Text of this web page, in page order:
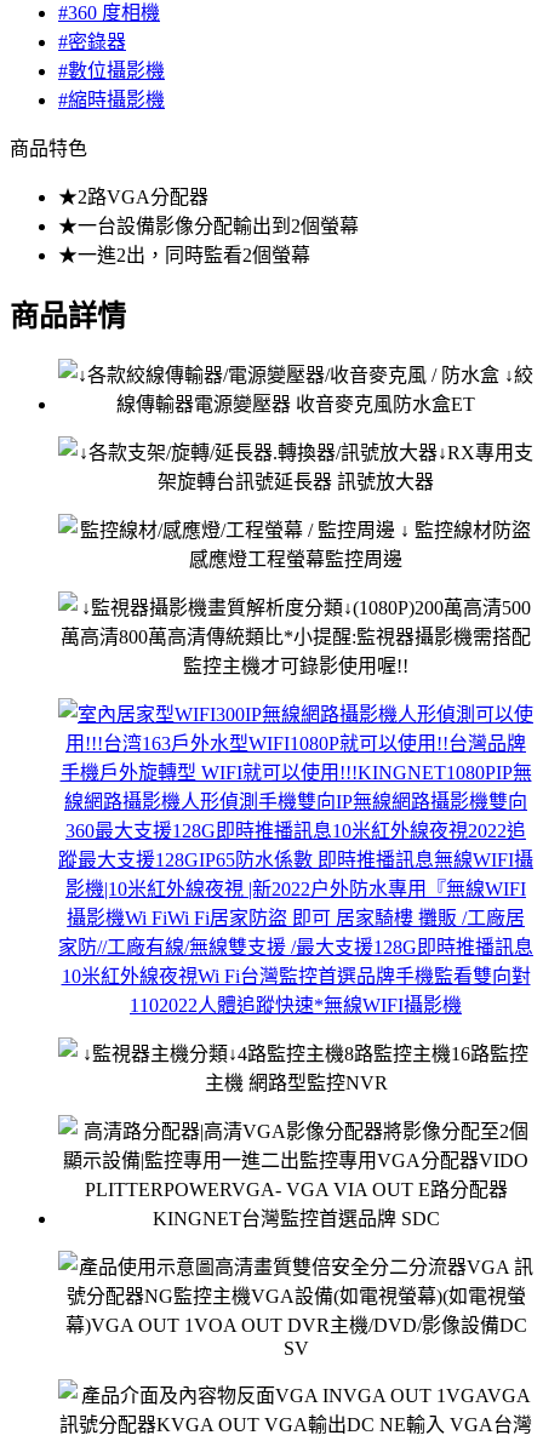
#360 度相機
#密錄器
#數位攝影機
#縮時攝影機
商品特色
★2路VGA分配器
★一台設備影像分配輸出到2個螢幕
★一進2出，同時監看2個螢幕
商品詳情